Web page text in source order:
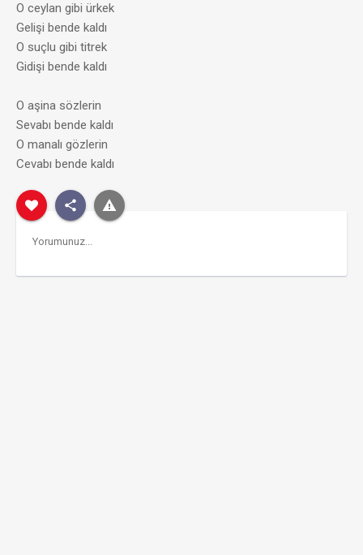
O ceylan gibi ürkek
Gelişi bende kaldı
O suçlu gibi titrek
Gidişi bende kaldı
O aşina sözlerin
Sevabı bende kaldı
O manalı gözlerin
Cevabı bende kaldı